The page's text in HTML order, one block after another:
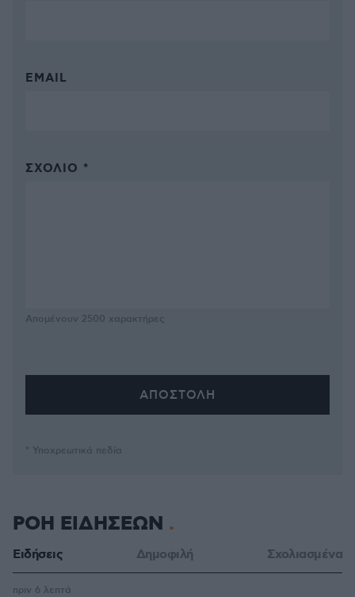
EMAIL
ΣΧΌΛΙΟ *
Απομένουν 2500 χαρακτήρες
* Υποχρεωτικά πεδία
ΡΟΗ ΕΙΔΗΣΕΩΝ
Ειδήσεις Δημοφιλή Σχολιασμένα
πριν 6 λεπτά